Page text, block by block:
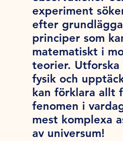
experiment
efter
principer som
matematiskt i
teorier. Utforska
fysik och
kan förklara allt
fenomen i
mest komplexa
av universum!